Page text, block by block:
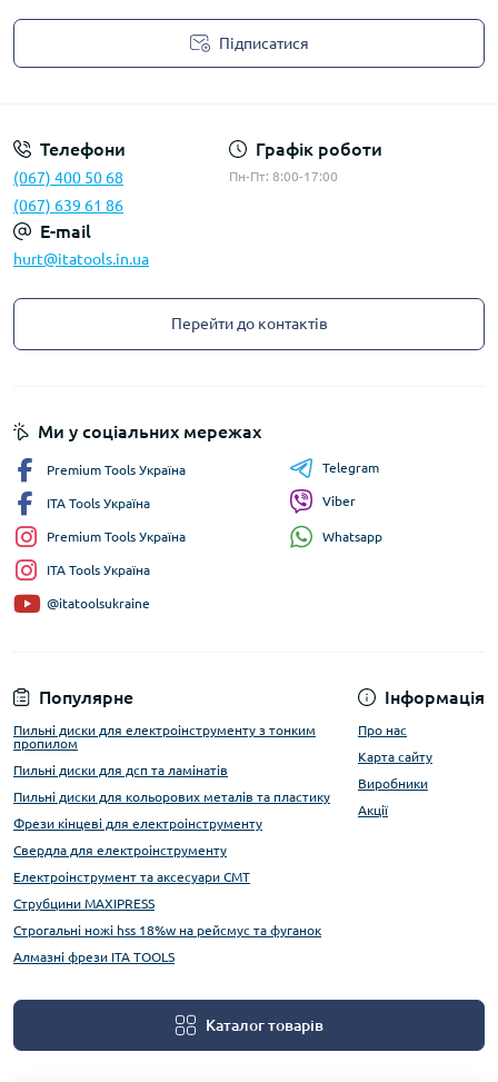
Підписатися
Телефони
(067) 400 50 68
(067) 639 61 86
Графік роботи
Пн-Пт: 8:00-17:00
E-mail
hurt@itatools.in.ua
Перейти до контактів
Популярне
Пильні диски для електроінструменту з тонким
пропилом
Пильні диски для дсп та ламінатів
Пильні диски для кольорових металів та пластику
Фрези кінцеві для електроінструменту
Свердла для електроінструменту
Електроінструмент та аксесуари CMT
Струбцини MAXIPRESS
Строгальні ножі hss 18%w на рейсмус та фуганок
Алмазні фрези ITA TOOLS
Інформація
Про нас
Карта сайту
Виробники
Акції
Каталог товарів
Ми у соціальних мережах
Premium Tools Україна
ITA Tools Україна
Premium Tools Україна
ITA Tools Україна
@itatoolsukraine
Telegram
Viber
Whatsapp